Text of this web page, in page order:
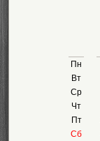
Пн
Вт
Ср
Чт
Пт
Сб